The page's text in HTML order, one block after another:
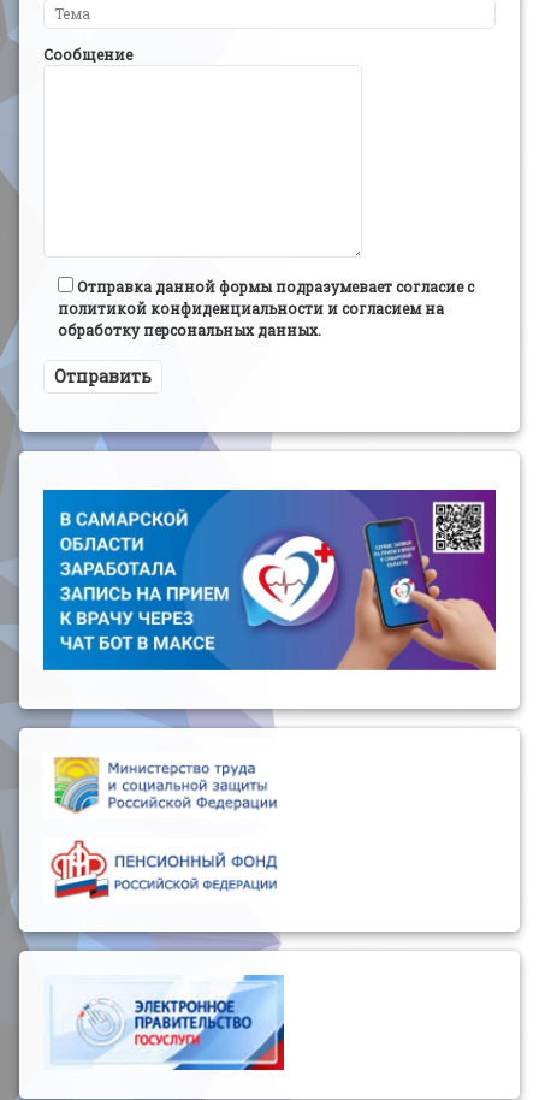
Сообщение
Отправка данной формы подразумевает согласие с
политикой конфиденциальности и согласием на
обработку персональных данных.